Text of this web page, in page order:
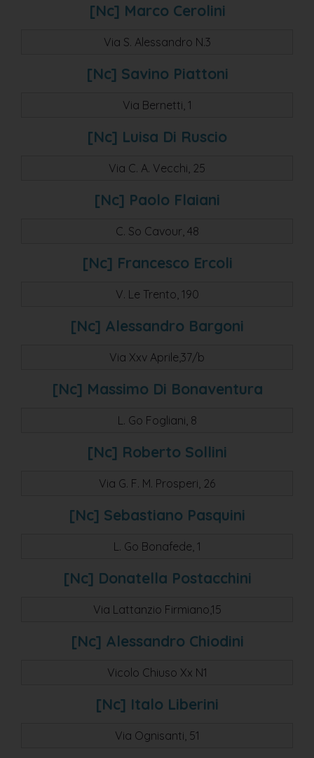
[nc] Marco Cerolini
Via S. Alessandro N.3
[nc] Savino Piattoni
Via Bernetti, 1
[nc] Luisa Di Ruscio
Via C. A. Vecchi, 25
[nc] Paolo Flaiani
C. So Cavour, 48
[nc] Francesco Ercoli
V. Le Trento, 190
[nc] Alessandro Bargoni
Via Xxv Aprile,37/b
[nc] Massimo Di Bonaventura
L. Go Fogliani, 8
[nc] Roberto Sollini
Via G. F. M. Prosperi, 26
[nc] Sebastiano Pasquini
L. Go Bonafede, 1
[nc] Donatella Postacchini
Via Lattanzio Firmiano,15
[nc] Alessandro Chiodini
Vicolo Chiuso Xx N1
[nc] Italo Liberini
Via Ognisanti, 51